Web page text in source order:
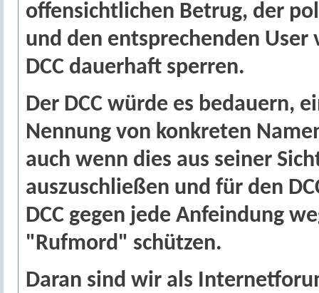
offensichtlichen Betrug, der
und den entsprechenden
DCC dauerhaft sperren.
Der DCC würde es bedauern,
Nennung von konkreten
auch wenn dies aus seiner
auszuschließen und für den
DCC gegen jede Anfeindung
"Rufmord" schützen.
Daran sind wir als